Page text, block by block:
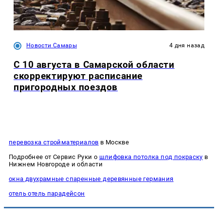
Новости Самары 4 дня назад
С 10 августа в Самарской области
скорректируют расписание
пригородных поездов
перевозка стройматериалов в Москве
Подробнее от Сервис Руки о шлифовка потолка под покраску в
Нижнем Новгороде и области
окна двухрамные спаренные деревянные германия
отель отель парадейсон